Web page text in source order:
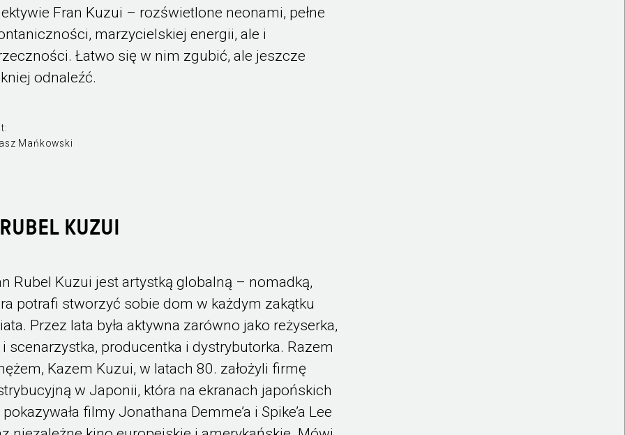
Fran Kuzui – rozświetlone neonami, pełne
marzycielskiej energii, ale i
Łatwo się w nim zgubić, ale jeszcze
odnaleźć.
Mańkowski
KUZUI
Rubel Kuzui jest artystką globalną – nomadką,
potrafi stworzyć sobie dom w każdym zakątku
Przez lata była aktywna zarówno jako reżyserka,
i scenarzystka, producentka i dystrybutorka. Razem
Kazem Kuzui, w latach 80. założyli firmę
w Japonii, która na ekranach japońskich
filmy Jonathana Demme’a i Spike’a Lee